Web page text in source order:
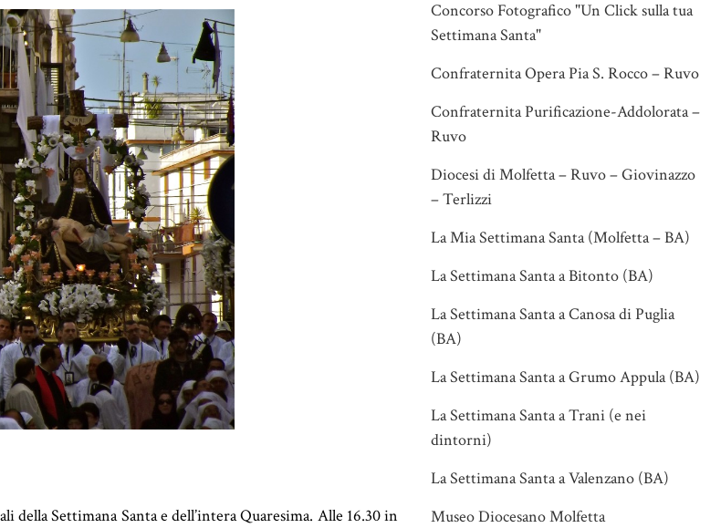
Settimana Santa e dell’intera Quaresima. Alle 16.30 in
Concorso Fotografico "Un Click sulla tua
Settimana Santa"
Confraternita Opera Pia S. Rocco – Ruvo
Confraternita Purificazione-Addolorata –
Ruvo
Diocesi di Molfetta – Ruvo – Giovinazzo
– Terlizzi
La Mia Settimana Santa (Molfetta – BA)
La Settimana Santa a Bitonto (BA)
La Settimana Santa a Canosa di Puglia
(BA)
La Settimana Santa a Grumo Appula (BA)
La Settimana Santa a Trani (e nei
dintorni)
La Settimana Santa a Valenzano (BA)
Museo Diocesano Molfetta